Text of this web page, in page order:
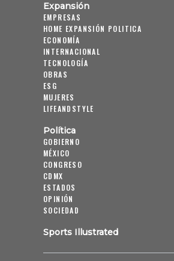
Expansión
EMPRESAS
HOME EXPANSIÓN POLITICA
ECONOMÍA
INTERNACIONAL
TECNOLOGÍA
OBRAS
ESG
MUJERES
LIFEANDSTYLE
Política
GOBIERNO
MÉXICO
CONGRESO
CDMX
ESTADOS
OPINIÓN
SOCIEDAD
Sports Illustrated